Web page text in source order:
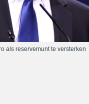
als reservemunt te versterken